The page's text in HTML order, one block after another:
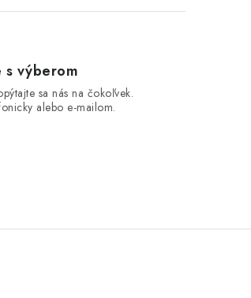
s výberom
sa nás na čokoľvek.
alebo e-mailom.